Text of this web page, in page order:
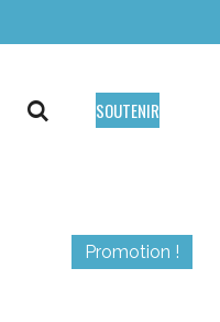
SOUTENIR
Promotion !